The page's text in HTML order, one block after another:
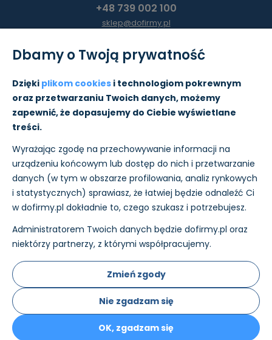
Pomoc
O nas
+48 739 002 100
sklep@dofirmy.pl
Sklep internetowy Shoper Premium
Płatności i wysyłkę w sklepie realizujemy:
Dbamy o Twoją prywatność
Dzięki plikom cookies i technologiom pokrewnym
oraz przetwarzaniu Twoich danych, możemy
zapewnić, że dopasujemy do Ciebie wyświetlane
treści.
Wyrażając zgodę na przechowywanie informacji na
urządzeniu końcowym lub dostęp do nich i przetwarzanie
danych (w tym w obszarze profilowania, analiz rynkowych
i statystycznych) sprawiasz, że łatwiej będzie odnaleźć Ci
w dofirmy.pl dokładnie to, czego szukasz i potrzebujesz.
Administratorem Twoich danych będzie dofirmy.pl oraz
niektórzy partnerzy, z którymi współpracujemy.
Nie zgadzam się
Zmień zgody
OK, zgadzam się